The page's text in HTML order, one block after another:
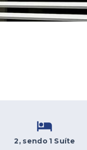
2, sendo 1 Suíte